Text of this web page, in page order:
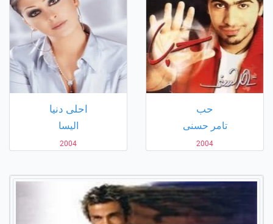
حب
تامر حسنى
2004
احلى دنيا
اليسا
2004